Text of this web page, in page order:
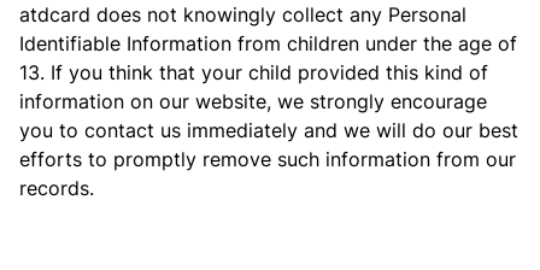
atdcard does not knowingly collect any Personal
Identifiable Information from children under the age of
13. If you think that your child provided this kind of
information on our website, we strongly encourage
you to contact us immediately and we will do our best
efforts to promptly remove such information from our
records.